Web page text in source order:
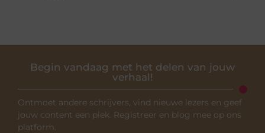
Begin vandaag met het delen van jouw
verhaal!
Ontmoet andere schrijvers, vind nieuwe lezers en geef
jouw content een plek. Registreer en blog mee op ons
platform.